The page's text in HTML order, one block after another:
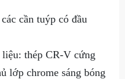
cần tuýp có đầu
thép CR-V cứng
lớp chrome sáng bóng